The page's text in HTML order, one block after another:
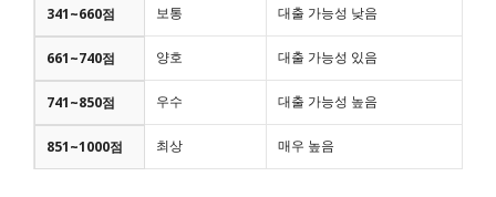
341~660점 보통 대출 가능성 낮음
661~740점 양호 대출 가능성 있음
741~850점 우수 대출 가능성 높음
851~1000점 최상 매우 높음